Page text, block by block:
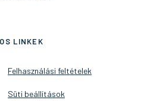
LINKEK
Felhasználási feltételek
Süti beállítások